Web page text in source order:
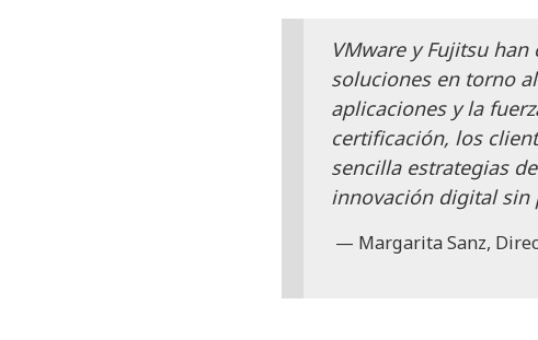
VMware y Fujitsu
soluciones en torno
aplicaciones y la
certificación, los
sencilla estrategias
innovación digital sin
Margarita Sanz,